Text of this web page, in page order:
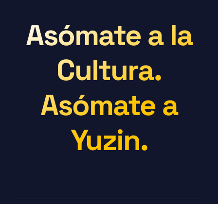
Asómate a la
Cultura.
Asómate a
Yuzin.